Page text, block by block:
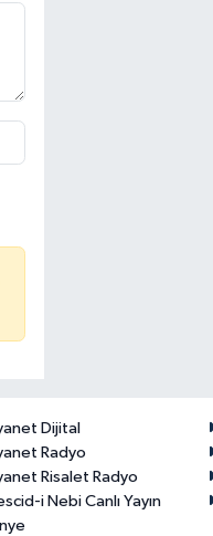
Dijital
Radyo
Risalet Radyo
i Nebi Canlı Yayın